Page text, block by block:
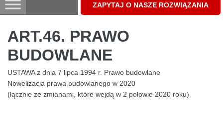
ZAPYTAJ O NASZE ROZWIĄZANIA
ART.46. PRAWO
BUDOWLANE
USTAWA z dnia 7 lipca 1994 r. Prawo budowlane
Nowelizacja prawa budowlanego w 2020
(łącznie ze zmianami, które wejdą w 2 połowie 2020 roku)